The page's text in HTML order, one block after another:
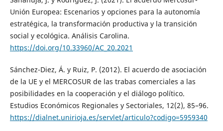
Unión Europea: Escenarios y opciones para la autonomía
estratégica, la transformación productiva y la transición
social y ecológica. Análisis Carolina.
https://doi.org/10.33960/AC_20.2021
Sánchez-Diez, Á. y Ruiz, P. (2012). El acuerdo de asociación
de la UE y el MERCOSUR de las trabas comerciales a las
posibilidades en la cooperación y el diálogo político.
Estudios Económicos Regionales y Sectoriales, 12(2), 85–96.
https://dialnet.unirioja.es/servlet/articulo?codigo=5959340